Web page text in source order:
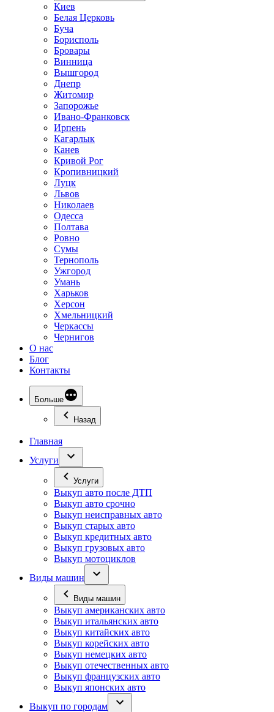
Киев
Белая Церковь
Буча
Борисполь
Бровары
Винница
Вышгород
Днепр
Житомир
Запорожье
Ивано-Франковск
Ирпень
Кагарлык
Канев
Кривой Рог
Кропивницкий
Луцк
Львов
Николаев
Одесса
Полтава
Ровно
Сумы
Тернополь
Ужгород
Умань
Харьков
Херсон
Хмельницкий
Черкассы
Чернигов
О нас
Блог
Контакты
Больше
Назад
Главная
Услуги
Услуги
Выкуп авто после ДТП
Выкуп авто срочно
Выкуп неисправных авто
Выкуп старых авто
Выкуп кредитных авто
Выкуп грузовых авто
Выкуп мотоциклов
Виды машин
Виды машин
Выкуп американских авто
Выкуп итальянских авто
Выкуп китайских авто
Выкуп корейских авто
Выкуп немецких авто
Выкуп отечественных авто
Выкуп французских авто
Выкуп японских авто
Выкуп по городам